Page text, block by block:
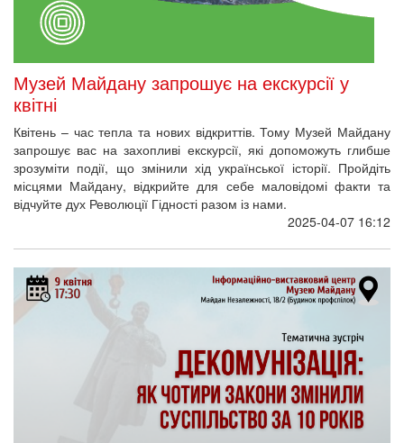
Музей Майдану запрошує на екскурсії у
квітні
Квітень – час тепла та нових відкриттів. Тому Музей Майдану
запрошує вас на захопливі екскурсії, які допоможуть глибше
зрозуміти події, що змінили хід української історії. Пройдіть
місцями Майдану, відкрийте для себе маловідомі факти та
відчуйте дух Революції Гідності разом із нами.
2025-04-07 16:12